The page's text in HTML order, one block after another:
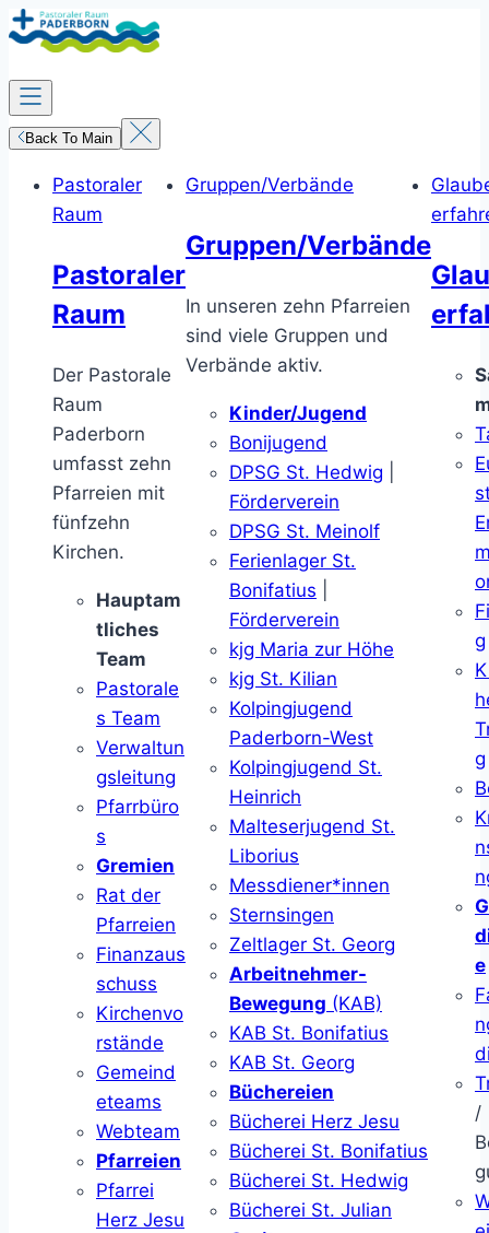
Zum
Inhalt
springen
Back To Main
Pastoraler
Raum
Pastoraler
Raum
Der Pastorale
Raum
Paderborn
umfasst zehn
Pfarreien mit
fünfzehn
Kirchen.
Hauptam
tliches
Team
Pastorale
s Team
Verwaltun
gsleitung
Pfarrbüro
s
Gremien
Rat der
Pfarreien
Finanzaus
schuss
Kirchenvo
rstände
Gemeind
eteams
Webteam
Pfarreien
Pfarrei
Herz Jesu
Gruppen/Verbände
Gruppen/Verbände
In unseren zehn Pfarreien
sind viele Gruppen und
Verbände aktiv.
Kinder/Jugend
Bonijugend
DPSG St. Hedwig
Förderverein
DPSG St. Meinolf
Ferienlager St.
Bonifatius
Förderverein
kjg Maria zur Höhe
kjg St. Kilian
Kolpingjugend
Paderborn-West
Kolpingjugend St.
Heinrich
Malteserjugend St.
Liborius
Messdiener*innen
Sternsingen
Zeltlager St. Georg
Arbeitnehmer-
Bewegung (KAB)
KAB St. Bonifatius
KAB St. Georg
Büchereien
Bücherei Herz Jesu
Bücherei St. Bonifatius
Bücherei St. Hedwig
Bücherei St. Julian
g
g
e
/